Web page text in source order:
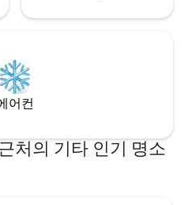
어컨
처의 기타 인기 명소